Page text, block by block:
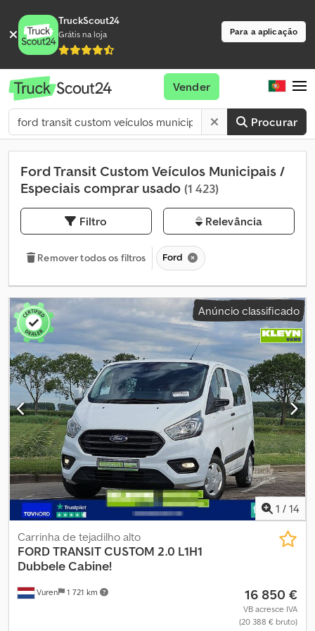
TruckScout24
Grátis na loja Para a aplicação
Procurar
Vender
Ford Transit Custom Veículos Municipais /
Especiais comprar usado (1 423)
Filtro Relevância
Remover todos os filtros Ford
Anúncio classificado
1 / 14
Vuren 1 721 km
Carrinha de tejadilho alto
FORDTRANSIT CUSTOM 2.0 L1H1
Dubbele Cabine!
16 850 €
VB acresce IVA
(20 388 € bruto)